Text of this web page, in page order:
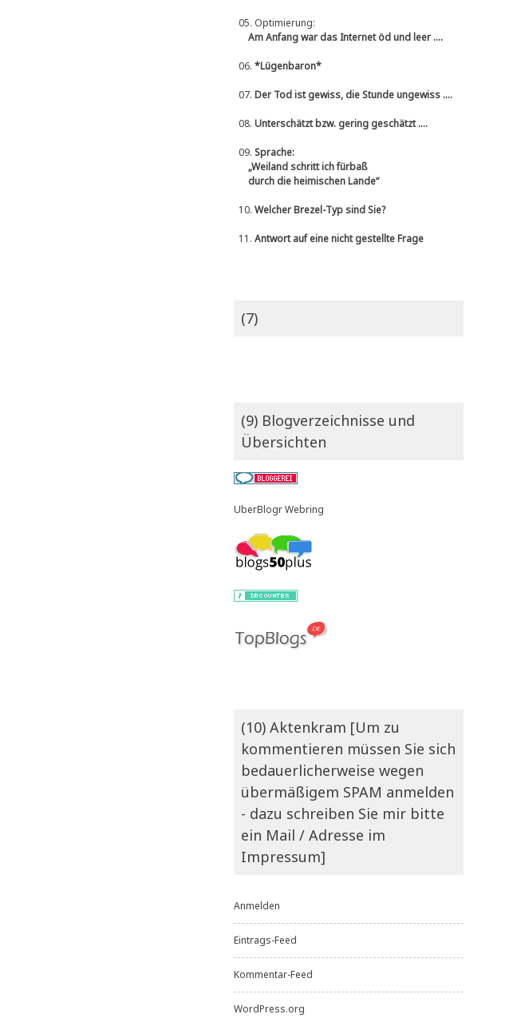
05. Optimierung:
Am Anfang war das Internet öd und leer ....
06. *Lügenbaron*
07. Der Tod ist gewiss, die Stunde ungewiss ....
08. Unterschätzt bzw. gering geschätzt ....
09. Sprache:
„Weiland schritt ich fürbaß
durch die heimischen Lande“
10. Welcher Brezel-Typ sind Sie?
11. Antwort auf eine nicht gestellte Frage
(7)
(9) Blogverzeichnisse und
Übersichten
UberBlogr Webring
(10) Aktenkram [Um zu
kommentieren müssen Sie sich
bedauerlicherweise wegen
übermäßigem SPAM anmelden
- dazu schreiben Sie mir bitte
ein Mail / Adresse im
Impressum]
Anmelden
Eintrags-Feed
Kommentar-Feed
WordPress.org